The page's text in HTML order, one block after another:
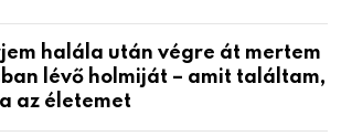
halála után végre át mertem
lévő holmiját – amit találtam,
az életemet